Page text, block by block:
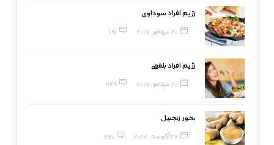
رژیم افراد سوداوی
20 سپتامبر, 2017 191
رژیم افراد بلغمی
20 سپتامبر, 2017 249
بخور زنجبیل
27 آگوست, 2017 260